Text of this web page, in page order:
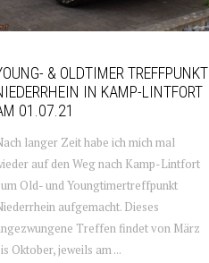
& OLDTIMER TREFFPUNKT
IN KAMP-LINTFORT
01.07.21
langer Zeit habe ich mich mal
auf den Weg nach Kamp-Lintfort
Old- und Youngtimertreffpunkt
aufgemacht. Dieses
Treffen findet von März
Oktober, jeweils am ...